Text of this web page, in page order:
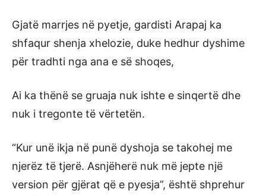
Gjatë marrjes në pyetje, gardisti Arapaj ka
shfaqur shenja xhelozie, duke hedhur dyshime
për tradhti nga ana e së shoqes,
Ai ka thënë se gruaja nuk ishte e sinqertë dhe
nuk i tregonte të vërtetën.
“Kur unë ikja në punë dyshoja se takohej me
njerëz të tjerë. Asnjëherë nuk më jepte një
version për gjërat që e pyesja”, është shprehur